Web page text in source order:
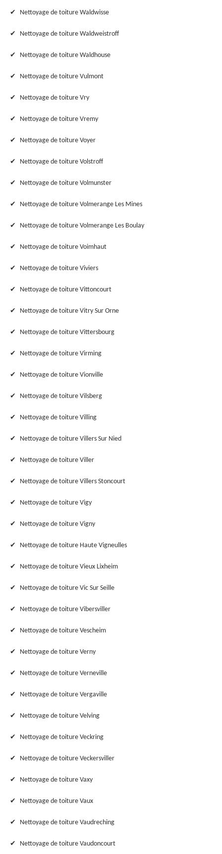
Nettoyage de toiture Waldwisse
Nettoyage de toiture Waldweistroff
Nettoyage de toiture Waldhouse
Nettoyage de toiture Vulmont
Nettoyage de toiture Vry
Nettoyage de toiture Vremy
Nettoyage de toiture Voyer
Nettoyage de toiture Volstroff
Nettoyage de toiture Volmunster
Nettoyage de toiture Volmerange Les Mines
Nettoyage de toiture Volmerange Les Boulay
Nettoyage de toiture Voimhaut
Nettoyage de toiture Viviers
Nettoyage de toiture Vittoncourt
Nettoyage de toiture Vitry Sur Orne
Nettoyage de toiture Vittersbourg
Nettoyage de toiture Virming
Nettoyage de toiture Vionville
Nettoyage de toiture Vilsberg
Nettoyage de toiture Villing
Nettoyage de toiture Villers Sur Nied
Nettoyage de toiture Viller
Nettoyage de toiture Villers Stoncourt
Nettoyage de toiture Vigy
Nettoyage de toiture Vigny
Nettoyage de toiture Haute Vigneulles
Nettoyage de toiture Vieux Lixheim
Nettoyage de toiture Vic Sur Seille
Nettoyage de toiture Vibersviller
Nettoyage de toiture Vescheim
Nettoyage de toiture Verny
Nettoyage de toiture Verneville
Nettoyage de toiture Vergaville
Nettoyage de toiture Velving
Nettoyage de toiture Veckring
Nettoyage de toiture Veckersviller
Nettoyage de toiture Vaxy
Nettoyage de toiture Vaux
Nettoyage de toiture Vaudreching
Nettoyage de toiture Vaudoncourt